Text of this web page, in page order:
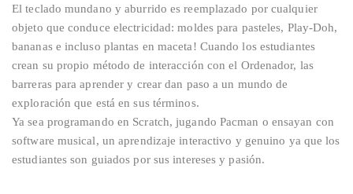
El teclado mundano y aburrido es reemplazado por cualquier
objeto que conduce electricidad: moldes para pasteles, Play-Doh,
bananas e incluso plantas en maceta! Cuando los estudiantes
crean su propio método de interacción con el Ordenador, las
barreras para aprender y crear dan paso a un mundo de
exploración que está en sus términos.
Ya sea programando en Scratch, jugando Pacman o ensayan con
software musical, un aprendizaje interactivo y genuino ya que los
estudiantes son guiados por sus intereses y pasión.